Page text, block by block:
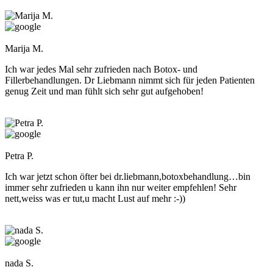
Marija M.
Ich war jedes Mal sehr zufrieden nach Botox- und
Fillerbehandlungen. Dr Liebmann nimmt sich für jeden Patienten
genug Zeit und man fühlt sich sehr gut aufgehoben!
Petra P.
Ich war jetzt schon öfter bei dr.liebmann,botoxbehandlung…bin
immer sehr zufrieden u kann ihn nur weiter empfehlen! Sehr
nett,weiss was er tut,u macht Lust auf mehr :-))
nada S.